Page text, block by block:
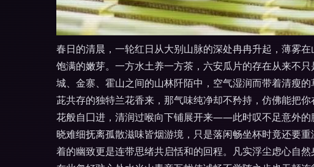
春日的清晨，一轮红日从大别山脉的深处冉冉升起，薄雾
饱满的嫩芽。一方水土养一方茶，六安瓜片的存在从来不
城、金寨、霍山之间的山林阡陌中，空气湿润而带着清瘦
茈共存的独特兰花香来，那气味纯净却不矜持，仿佛能把
花般自囗进，清润过喉向下铺展开来——此时叹不足意外的
晓难细抚离孤散滋味皆烟游境，只是落闲畅坐杯时竟还要
着的幽致更是连带思绪共启恬和的回程。凡实浮尘虑心自